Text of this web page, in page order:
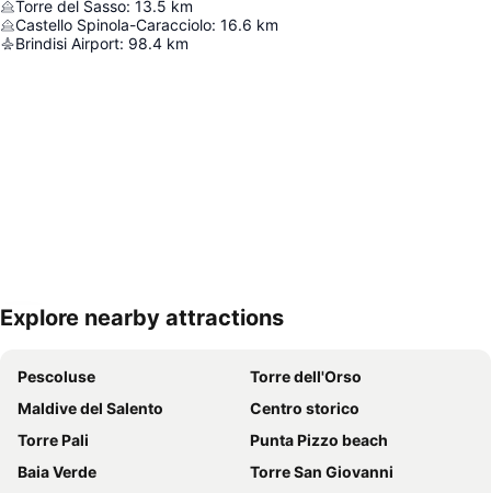
Torre del Sasso: 13.5 km
Castello Spinola-Caracciolo: 16.6 km
Brindisi Airport: 98.4 km
Nagy méretű térkép
Explore nearby attractions
Pescoluse
Torre dell'Orso
Maldive del Salento
Centro storico
Torre Pali
Punta Pizzo beach
Baia Verde
Torre San Giovanni